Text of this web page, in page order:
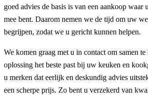
goed advies de basis is van een aankoop waar
mee bent. Daarom nemen we de tijd om uw
begrijpen, zodat we u gericht kunnen helpen.
We komen graag met u in contact om samen
oplossing het beste past bij uw keuken en
u merken dat eerlijk en deskundig advies
een scherpe prijs. Zo bent u verzekerd van